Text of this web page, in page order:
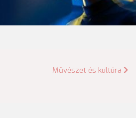
Művészet és kultúra